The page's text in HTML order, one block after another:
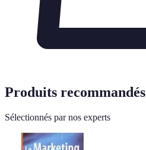
Produits recommandés
Sélectionnés par nos experts